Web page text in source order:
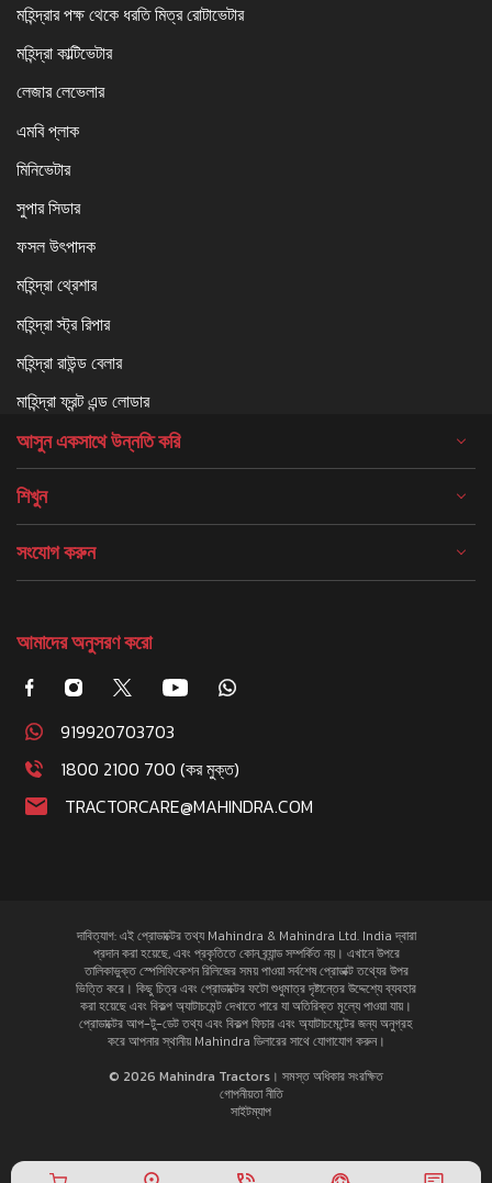
মহিন্দ্রার পক্ষ থেকে ধরতি মিত্র রোটাভেটার
মহিন্দ্রা কাল্টিভেটার
লেজার লেভেলার
এমবি প্লাক
মিনিভেটার
সুপার সিডার
ফসল উৎপাদক
মহিন্দ্রা থ্রেশার
মহিন্দ্রা স্ট্র রিপার
মহিন্দ্রা রাউন্ড বেলার
মাহিন্দ্রা ফ্রন্ট এন্ড লোডার
আসুন একসাথে উন্নতি করি
শিখুন
সংযোগ করুন
আমাদের অনুসরণ করো
919920703703
1800 2100 700 (কর মুক্ত)
TRACTORCARE@MAHINDRA.COM
দাবিত্যাগ: এই প্রোডাক্টের তথ্য Mahindra & Mahindra Ltd. India দ্বারা
প্রদান করা হয়েছে, এবং প্রকৃতিতে কোন ব্র্যান্ড সম্পর্কিত নয়। এখানে উপরে
তালিকাভুক্ত স্পেসিফিকেশন রিলিজের সময় পাওয়া সর্বশেষ প্রোডাক্ট তথ্যের উপর
ভিত্তি করে। কিছু চিত্র এবং প্রোডাক্টের ফটো শুধুমাত্র দৃষ্টান্তের উদ্দেশ্যে ব্যবহার
করা হয়েছে এবং বিকল্প অ্যাটাচমেন্ট দেখাতে পারে যা অতিরিক্ত মূল্যে পাওয়া যায়।
প্রোডাক্টের আপ-টু-ডেট তথ্য এবং বিকল্প ফিচার এবং অ্যাটাচমেন্টের জন্য অনুগ্রহ
করে আপনার স্থানীয় Mahindra ডিলারের সাথে যোগাযোগ করুন।
© 2026 Mahindra Tractors। সমস্ত অধিকার সংরক্ষিত
গোপনীয়তা নীতি
সাইটম্যাপ